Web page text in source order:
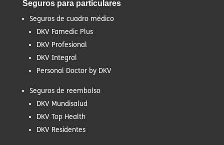
Seguros para particulares
Seguros de cuadro médico
DKV Famedic Plus
DKV Profesional
DKV Integral
Personal Doctor by DKV
Seguros de reembolso
DKV Mundisalud
DKV Top Health
DKV Residentes